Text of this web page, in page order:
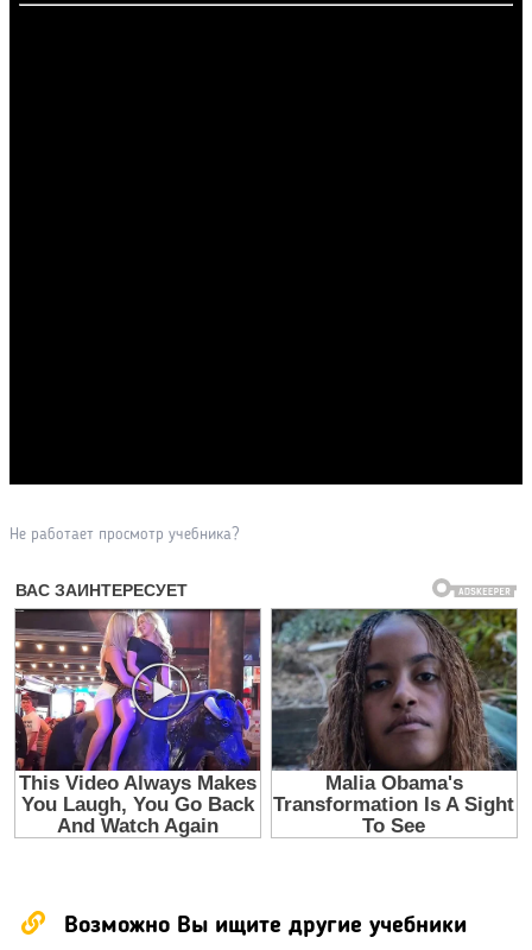
Не работает просмотр учебника?
Возможно Вы ищите другие учебники